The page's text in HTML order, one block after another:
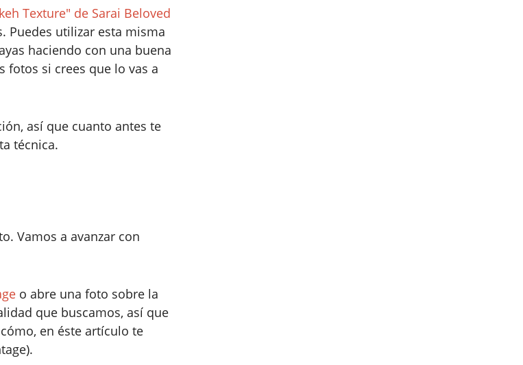
Texture" de Sarai Beloved
Puedes utilizar esta misma
haciendo con una buena
fotos si crees que lo vas a
así que cuanto antes te
técnica.
Vamos a avanzar con
o abre una foto sobre la
que buscamos, así que
en éste artículo te